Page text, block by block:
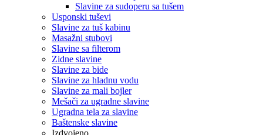
Slavine za sudoperu sa tušem
Usponski tuševi
Slavine za tuš kabinu
Masažni stubovi
Slavine sa filterom
Zidne slavine
Slavine za bide
Slavine za hladnu vodu
Slavine za mali bojler
Mešači za ugradne slavine
Ugradna tela za slavine
Baštenske slavine
Izdvojeno